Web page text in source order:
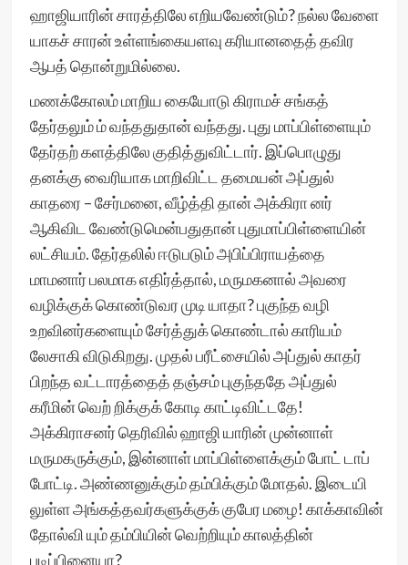
ஹாஜியாரின் சாரத்திலே எறியவேண்டும்? நல்ல வேளை
யாகச் சாரன் உள்ளங்கையளவு கரியானதைத் தவிர
ஆபத் தொன்றுமில்லை.
மணக்கோலம் மாறிய கையோடு கிராமச் சங்கத்
தேர்தலும் ம் வந்ததுதான் வந்தது. புது மாப்பிள்ளையும்
தேர்தற் களத்திலே குதித்துவிட்டார். இப்பொழுது
தனக்கு வைரியாக மாறிவிட்ட தமையன் அப்துல்
காதரை – சேர்மனை, வீழ்த்தி தான் அக்கிரா னர்
ஆகிவிட வேண்டுமென்பதுதான் புதுமாப்பிள்ளையின்
லட்சியம். தேர்தலில் ஈடுபடும் அபிப்பிராயத்தை
மாமனார் பலமாக எதிர்த்தால், மருமகனால் அவரை
வழிக்குக் கொண்டுவர முடி யாதா? புகுந்த வழி
உறவினர்களையும் சேர்த்துக் கொண்டால் காரியம்
லேசாகி விடுகிறது. முதல் பரீட்சையில் அப்துல் காதர்
பிறந்த வட்டாரத்தைத் தஞ்சம் புகுந்ததே அப்துல்
கரீமின் வெற் றிக்குக் கோடி காட்டிவிட்டதே!
அக்கிராசனர் தெரிவில் ஹாஜி யாரின் முன்னாள்
மருமகருக்கும், இன்னாள் மாப்பிள்ளைக்கும் போட் டாப்
போட்டி. அண்ணனுக்கும் தம்பிக்கும் மோதல். இடையி
லுள்ள அங்கத்தவர்களுக்குக் குபேர மழை! காக்காவின்
தோல்வி யும் தம்பியின் வெற்றியும் காலத்தின்
படிப்பினையா?